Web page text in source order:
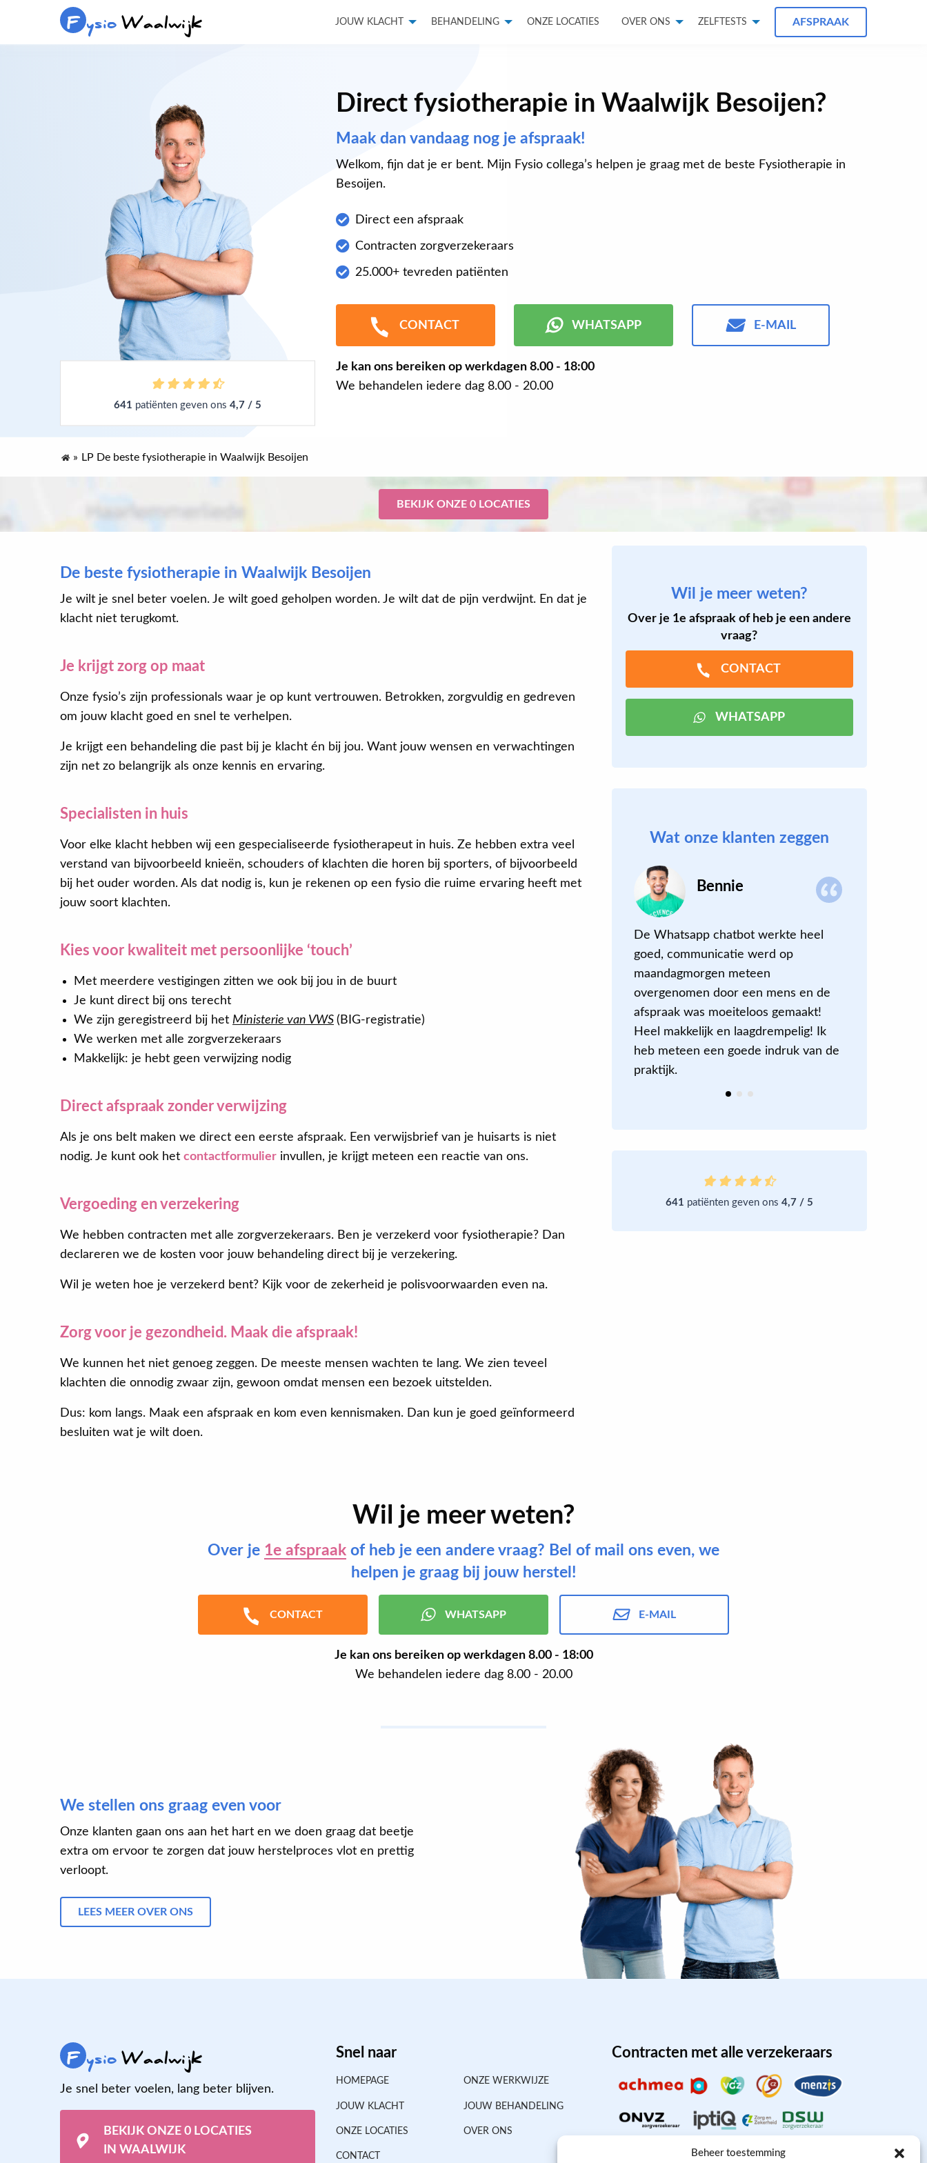
Beheer toestemming
F ysioWaalwijk JOUW KLACHT BEHANDELING ONZE LOCATIES OVER ONS ZELFTESTS AFSPRAAK
641 patiënten geven ons 4,7 / 5
Direct fysiotherapie in Waalwijk Besoijen?
Maak dan vandaag nog je afspraak!
Welkom, fijn dat je er bent. Mijn Fysio collega’s helpen je graag met de beste Fysiotherapie in
Besoijen.
Direct een afspraak
Contracten zorgverzekeraars
25.000+ tevreden patiënten
CONTACT WHATSAPP E-MAIL
Je kan ons bereiken op werkdagen8.00 - 18:00
We behandelen iedere dag 8.00 - 20.00
» LP De beste fysiotherapie in Waalwijk Besoijen
BEKIJK ONZE 0 LOCATIES
De beste fysiotherapie in Waalwijk Besoijen
Je wilt je snel beter voelen. Je wilt goed geholpen worden. Je wilt dat de pijn verdwijnt. En dat je
klacht niet terugkomt.
Je krijgt zorg op maat
Onze fysio’s zijn professionals waar je op kunt vertrouwen. Betrokken, zorgvuldig en gedreven
om jouw klacht goed en snel te verhelpen.
Je krijgt een behandeling die past bij je klacht én bij jou. Want jouw wensen en verwachtingen
zijn net zo belangrijk als onze kennis en ervaring.
Specialisten in huis
Voor elke klacht hebben wij een gespecialiseerde fysiotherapeut in huis. Ze hebben extra veel
verstand van bijvoorbeeld knieën, schouders of klachten die horen bij sporters, of bijvoorbeeld
bij het ouder worden. Als dat nodig is, kun je rekenen op een fysio die ruime ervaring heeft met
jouw soort klachten.
Kies voor kwaliteit met persoonlijke ‘touch’
Met meerdere vestigingen zitten we ook bij jou in de buurt
Je kunt direct bij ons terecht
We zijn geregistreerd bij het Ministerie van VWS (BIG-registratie)
We werken met alle zorgverzekeraars
Makkelijk: je hebt geen verwijzing nodig
Direct afspraak zonder verwijzing
Als je ons belt maken we direct een eerste afspraak. Een verwijsbrief van je huisarts is niet
nodig. Je kunt ook het contactformulier invullen, je krijgt meteen een reactie van ons.
Vergoeding en verzekering
We hebben contracten met alle zorgverzekeraars. Ben je verzekerd voor fysiotherapie? Dan
declareren we de kosten voor jouw behandeling direct bij je verzekering.
Wil je weten hoe je verzekerd bent? Kijk voor de zekerheid je polisvoorwaarden even na.
Zorg voor je gezondheid. Maak die afspraak!
We kunnen het niet genoeg zeggen. De meeste mensen wachten te lang. We zien teveel
klachten die onnodig zwaar zijn, gewoon omdat mensen een bezoek uitstelden.
Dus: kom langs. Maak een afspraak en kom even kennismaken. Dan kun je goed geïnformeerd
besluiten wat je wilt doen.
Wil je meer weten?
Over je 1e afspraak of heb je een andere
vraag?
CONTACT
WHATSAPP
Wat onze klanten zeggen
Andre
(niet alleen maar praten).
Bennie
De Whatsapp chatbot werkte heel
goed, communicatie werd op
maandagmorgen meteen
overgenomen door een mens en de
afspraak was moeiteloos gemaakt!
Heel makkelijk en laagdrempelig! Ik
heb meteen een goede indruk van de
praktijk.
641 patiënten geven ons 4,7 / 5
Wil je meer weten?
Over je 1e afspraak of heb je een andere vraag? Bel of mail ons even, we
helpen je graag bij jouw herstel!
CONTACT WHATSAPP E-MAIL
Je kan ons bereiken op werkdagen8.00 - 18:00
We behandelen iedere dag 8.00 - 20.00
We stellen ons graag even voor
Onze klanten gaan ons aan het hart en we doen graag dat beetje
extra om ervoor te zorgen dat jouw herstelproces vlot en prettig
verloopt.
LEES MEER OVER ONS
F ysioWaalwijk
Je snel beter voelen, lang beter blijven.
BEKIJK ONZE 0 LOCATIES
IN WAALWIJK
Snel naar
HOMEPAGE ONZE WERKWIJZE
JOUW KLACHT JOUW BEHANDELING
ONZE LOCATIES OVER ONS
CONTACT
Contracten met alle verzekeraars